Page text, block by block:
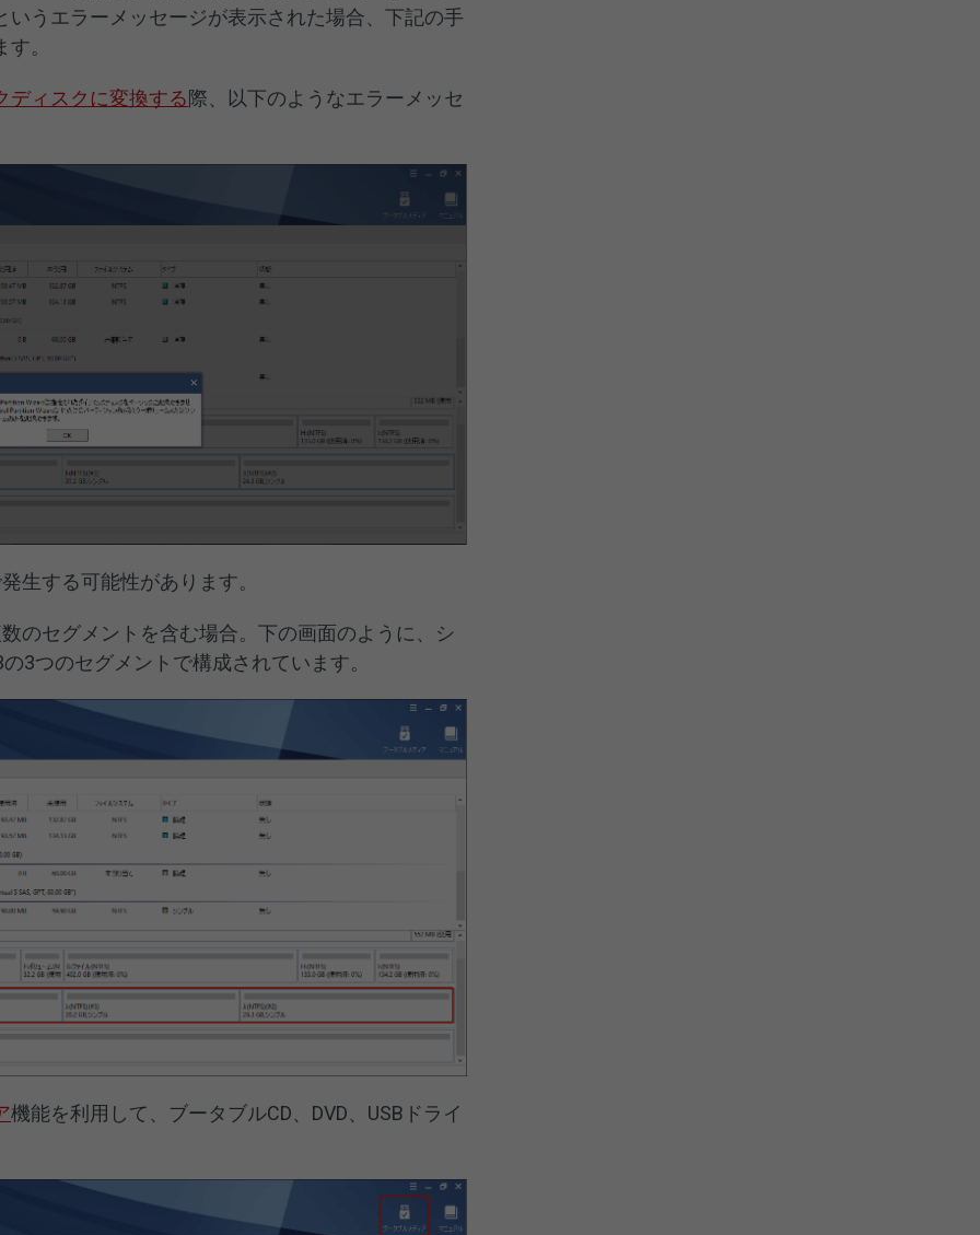
いうエラーメッセージが表示された場合、下記の手
。
ディスクに変換する際、以下のようなエラーメッセ
生する可能性があります。
のセグメントを含む場合。下の画面のように、シ
3つのセグメントで構成されています。
機能を利用して、ブータブルCD、DVD、USBドライ